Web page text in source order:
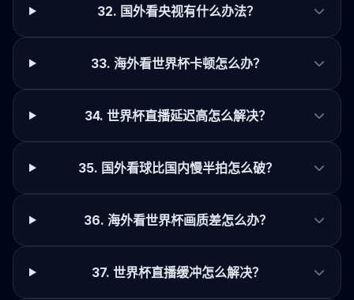
32. 国外看央视有什么办法？
33. 海外看世界杯卡顿怎么办？
34. 世界杯直播延迟高怎么解决？
35. 国外看球比国内慢半拍怎么破？
36. 海外看世界杯画质差怎么办？
37. 世界杯直播缓冲怎么解决？